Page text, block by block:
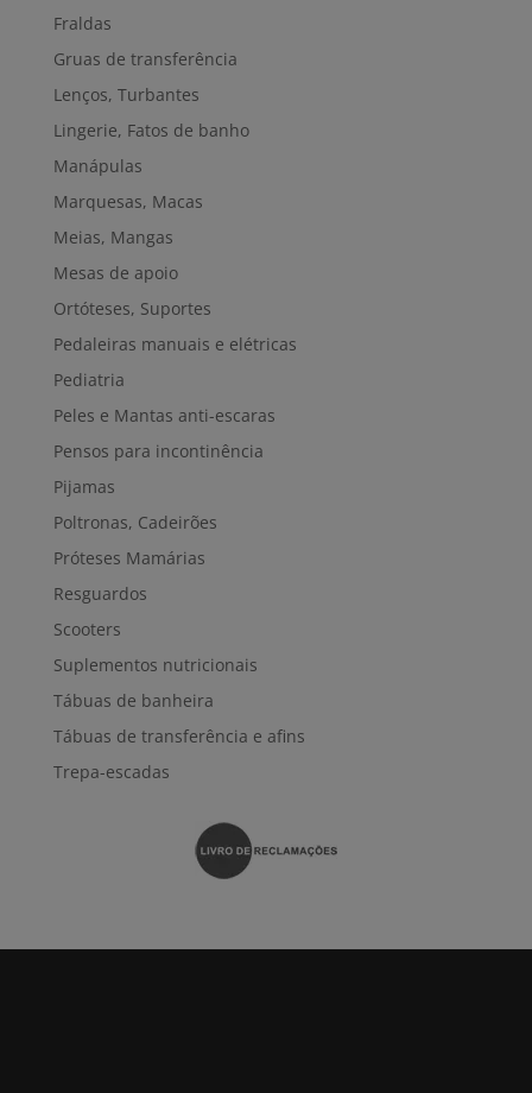
Fraldas
Gruas de transferência
Lenços, Turbantes
Lingerie, Fatos de banho
Manápulas
Marquesas, Macas
Meias, Mangas
Mesas de apoio
Ortóteses, Suportes
Pedaleiras manuais e elétricas
Pediatria
Peles e Mantas anti-escaras
Pensos para incontinência
Pijamas
Poltronas, Cadeirões
Próteses Mamárias
Resguardos
Scooters
Suplementos nutricionais
Tábuas de banheira
Tábuas de transferência e afins
Trepa-escadas